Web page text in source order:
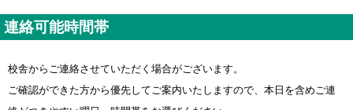
連絡可能時間帯
校舎からご連絡させていただく場合がございます。
ご確認ができた方から優先してご案内いたしますので、本日を含めご連